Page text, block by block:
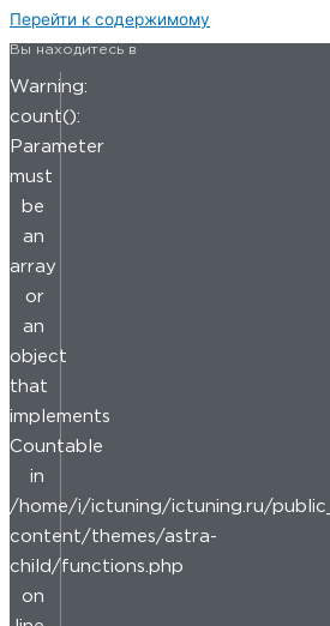
Перейти к содержимому
Вы находитесь в
Warning:
count():
Parameter
must
be
an
array
or
an
object
that
implements
Countable
in
/home/i/ictuning/ictuning.ru/
content/themes/astra-
child/functions.php
on